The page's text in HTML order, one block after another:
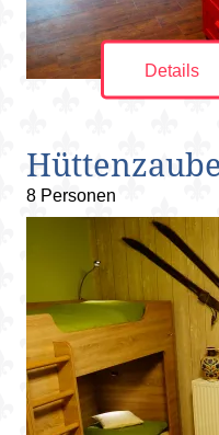
Details
8 Personen